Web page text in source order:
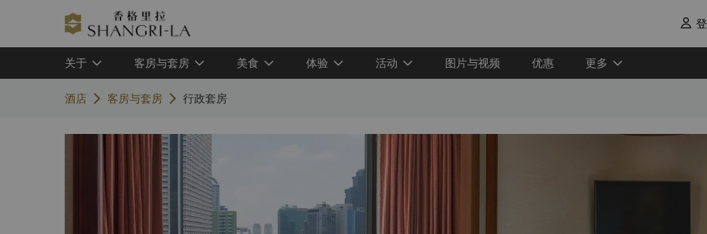

关于 客房与套房 美食 体验 活动 图片与视频 优惠 更多
酒店 客房与套房 行政套房